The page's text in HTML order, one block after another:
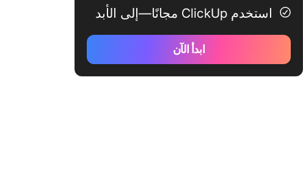
استخدم ClickUp مجانًا—إلى الأبد
ابدأ الآن